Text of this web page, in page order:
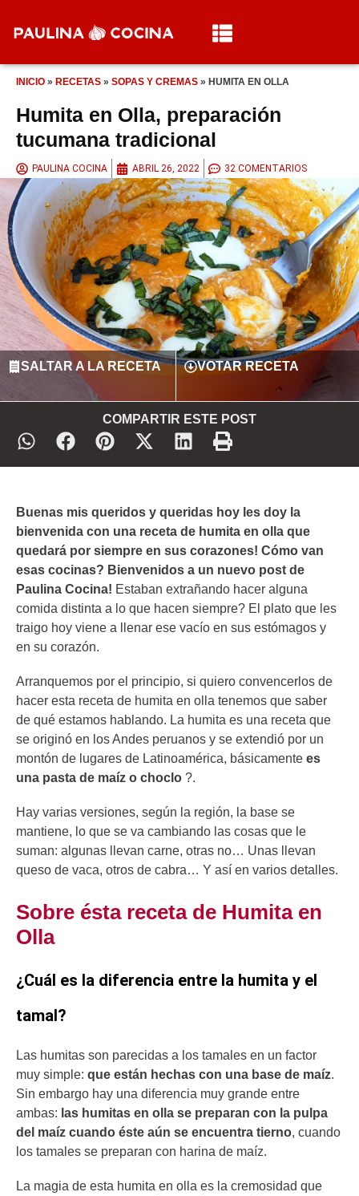
INICIO » RECETAS » SOPAS Y CREMAS » HUMITA EN OLLA
Humita en Olla, preparación
tucumana tradicional
PAULINA COCINA ABRIL 26, 2022 32 COMENTARIOS
SALTAR A LA RECETA VOTAR RECETA
COMPARTIR ESTE POST
Buenas mis queridos y queridas hoy les doy la
bienvenida con una receta de humita en olla que
quedará por siempre en sus corazones! Cómo van
esas cocinas? Bienvenidos a un nuevo post de
Paulina Cocina! Estaban extrañando hacer alguna
comida distinta a lo que hacen siempre? El plato que les
traigo hoy viene a llenar ese vacío en sus estómagos y
en su corazón.
Arranquemos por el principio, si quiero convencerlos de
hacer esta receta de humita en olla tenemos que saber
de qué estamos hablando. La humita es una receta que
se originó en los Andes peruanos y se extendió por un
montón de lugares de Latinoamérica, básicamente es
una pasta de maíz o choclo ?.
Hay varias versiones, según la región, la base se
mantiene, lo que se va cambiando las cosas que le
suman: algunas llevan carne, otras no… Unas llevan
queso de vaca, otros de cabra… Y así en varios detalles.
Sobre ésta receta de Humita en
Olla
¿Cuál es la diferencia entre la humita y el
tamal?
Las humitas son parecidas a los tamales en un factor
muy simple: que están hechas con una base de maíz.
Sin embargo hay una diferencia muy grande entre
ambas: las humitas en olla se preparan con la pulpa
del maíz cuando éste aún se encuentra tierno, cuando
los tamales se preparan con harina de maíz.
La magia de esta humita en olla es la cremosidad que